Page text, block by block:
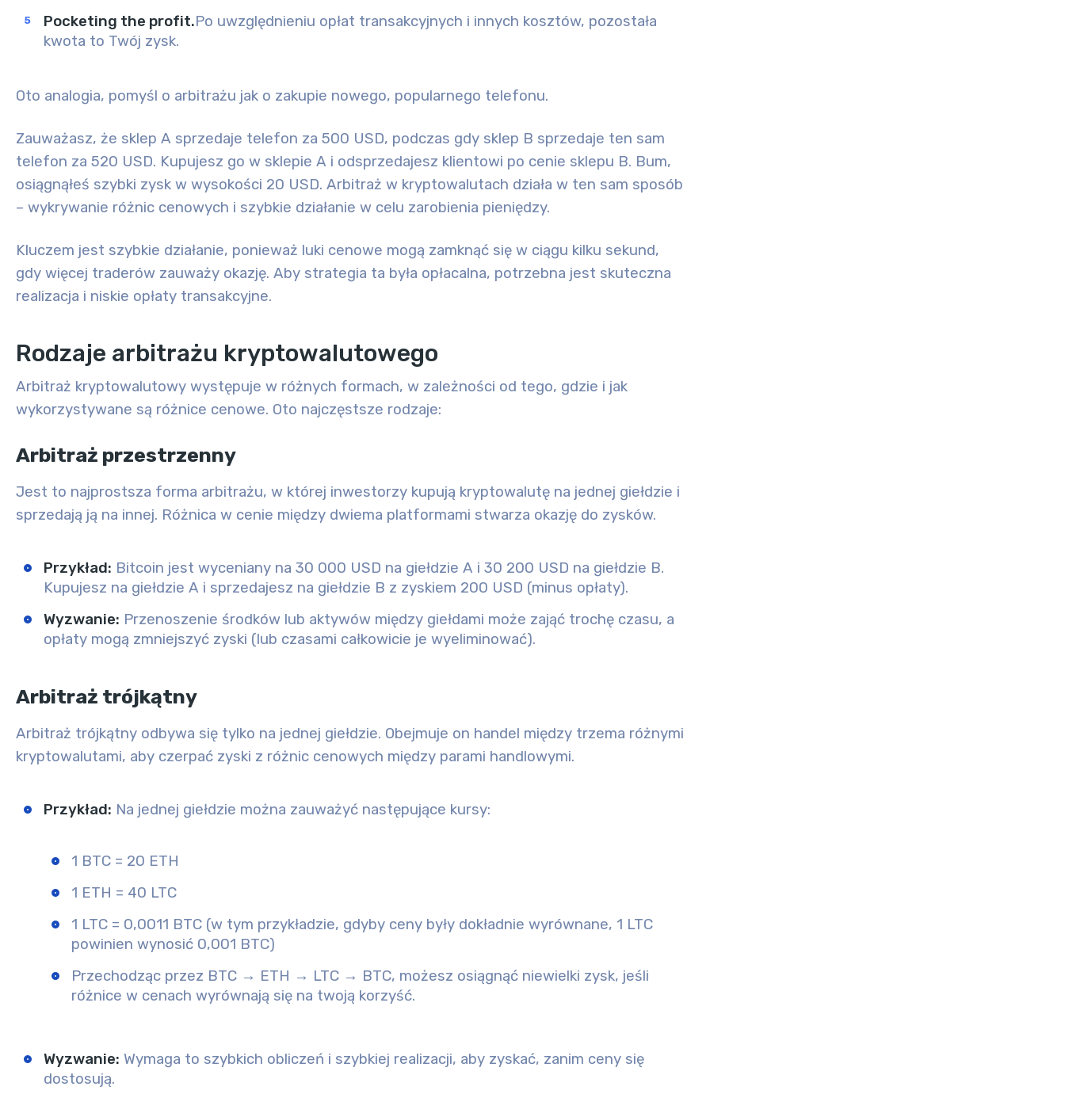
Pocketing the profit.Po uwzględnieniu opłat transakcyjnych i innych kosztów, pozostała
kwota to Twój zysk.
Oto analogia, pomyśl o arbitrażu jak o zakupie nowego, popularnego telefonu.
Zauważasz, że sklep A sprzedaje telefon za 500 USD, podczas gdy sklep B sprzedaje ten sam
telefon za 520 USD. Kupujesz go w sklepie A i odsprzedajesz klientowi po cenie sklepu B. Bum,
osiągnąłeś szybki zysk w wysokości 20 USD. Arbitraż w kryptowalutach działa w ten sam sposób
– wykrywanie różnic cenowych i szybkie działanie w celu zarobienia pieniędzy.
Kluczem jest szybkie działanie, ponieważ luki cenowe mogą zamknąć się w ciągu kilku sekund,
gdy więcej traderów zauważy okazję. Aby strategia ta była opłacalna, potrzebna jest skuteczna
realizacja i niskie opłaty transakcyjne.
Rodzaje arbitrażu kryptowalutowego
Arbitraż kryptowalutowy występuje w różnych formach, w zależności od tego, gdzie i jak
wykorzystywane są różnice cenowe. Oto najczęstsze rodzaje:
Arbitraż przestrzenny
Jest to najprostsza forma arbitrażu, w której inwestorzy kupują kryptowalutę na jednej giełdzie i
sprzedają ją na innej. Różnica w cenie między dwiema platformami stwarza okazję do zysków.
Przykład: Bitcoin jest wyceniany na 30 000 USD na giełdzie A i 30 200 USD na giełdzie B.
Kupujesz na giełdzie A i sprzedajesz na giełdzie B z zyskiem 200 USD (minus opłaty).
Wyzwanie: Przenoszenie środków lub aktywów między giełdami może zająć trochę czasu, a
opłaty mogą zmniejszyć zyski (lub czasami całkowicie je wyeliminować).
Arbitraż trójkątny
Arbitraż trójkątny odbywa się tylko na jednej giełdzie. Obejmuje on handel między trzema różnymi
kryptowalutami, aby czerpać zyski z różnic cenowych między parami handlowymi.
Przykład: Na jednej giełdzie można zauważyć następujące kursy:
1 BTC = 20 ETH
1 ETH = 40 LTC
1 LTC = 0,0011 BTC (w tym przykładzie, gdyby ceny były dokładnie wyrównane, 1 LTC
powinien wynosić 0,001 BTC)
Przechodząc przez BTC → ETH → LTC → BTC, możesz osiągnąć niewielki zysk, jeśli
różnice w cenach wyrównają się na twoją korzyść.
Wyzwanie: Wymaga to szybkich obliczeń i szybkiej realizacji, aby zyskać, zanim ceny się
dostosują.